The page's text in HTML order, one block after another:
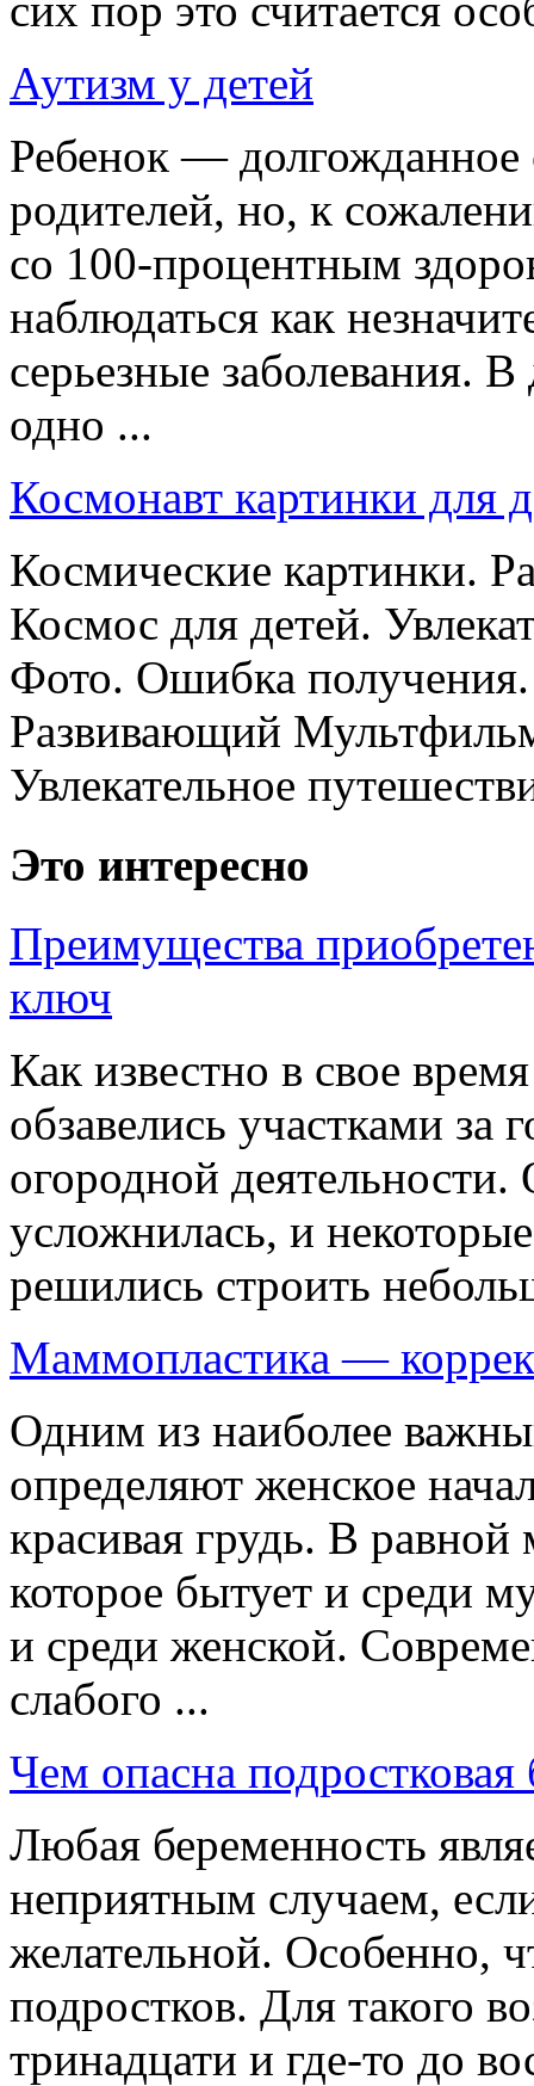
сих пор это считается
Аутизм у детей
Ребенок —
родителей, но, к
со 100-процентным
наблюдаться как
серьезные заболевания.
одно ...
Космонавт картинки для
Космические картинки.
Космос для детей.
Фото. Ошибка
Развивающий
Увлекательное
Это интересно
Преимущества
ключ
Как известно в свое
обзавелись участками за
огородной
усложнилась, и
решились строить
Маммопластика —
Одним из наиболее
определяют женское
красивая грудь. В равной
которое бытует и среди
и среди женской.
слабого ...
Чем опасна подростковая
Любая беременность
неприятным случаем,
желательной. Особенно,
подростков. Для такого
тринадцати и где-то до